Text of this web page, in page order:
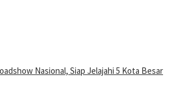
Nasional, Siap Jelajahi 5 Kota Besar